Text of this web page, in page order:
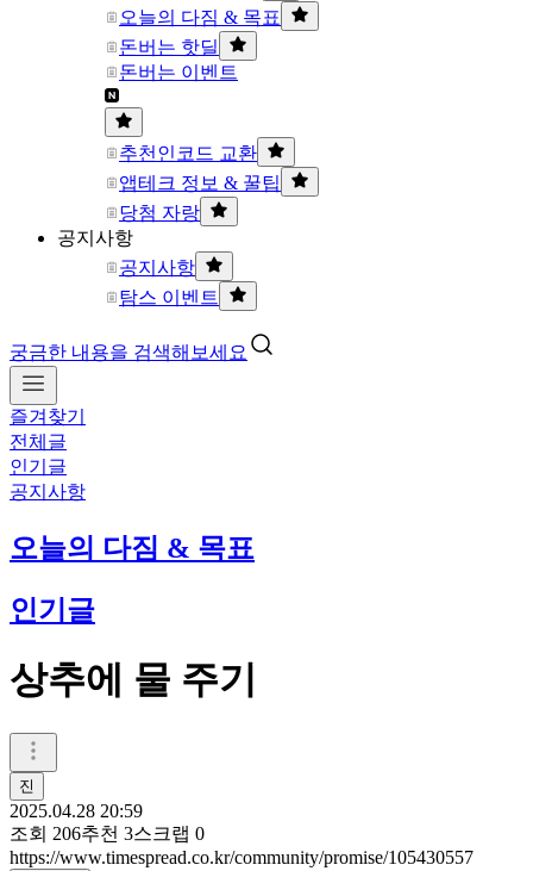
오늘의 다짐 & 목표
돈버는 핫딜
돈버는 이벤트
추천인코드 교환
앱테크 정보 & 꿀팁
당첨 자랑
공지사항
공지사항
탐스 이벤트
궁금한 내용을 검색해보세요
즐겨찾기
전체글
인기글
공지사항
오늘의 다짐 & 목표
인기글
상추에 물 주기
진
2025.04.28 20:59
조회 206추천 3스크랩 0
https://www.timespread.co.kr/community/promise/105430557